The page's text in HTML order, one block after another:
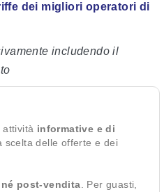
dei migliori operatori di
includendo il
informative e di
scelta delle offerte e dei
post-vendita . Per guasti,